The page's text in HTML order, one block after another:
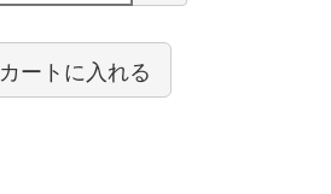
カートに入れる